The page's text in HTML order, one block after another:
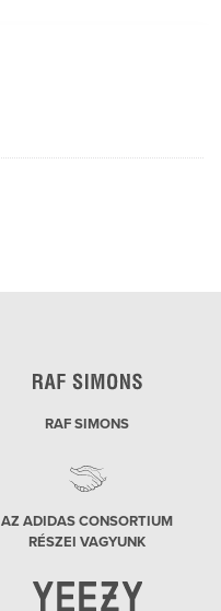
RAF SIMONS
AZ ADIDAS CONSORTIUM
RÉSZEI VAGYUNK